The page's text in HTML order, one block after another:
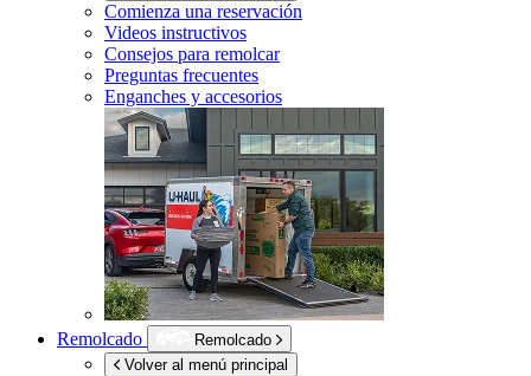
Comienza una reservación
Videos instructivos
Consejos para remolcar
Preguntas frecuentes
Enganches y accesorios
Remolcado
Remolcado
Volver al menú principal